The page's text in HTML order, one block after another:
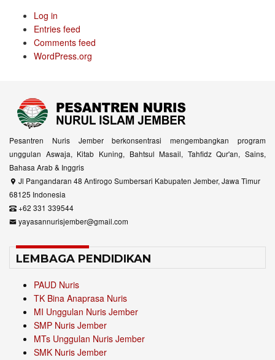
Log in
Entries feed
Comments feed
WordPress.org
Pesantren Nuris Jember berkonsentrasi mengembangkan program
unggulan Aswaja, Kitab Kuning, Bahtsul Masail, Tahfidz Qur'an, Sains,
Bahasa Arab & Inggris
Jl Pangandaran 48 Antirogo Sumbersari Kabupaten Jember, Jawa Timur
68125 Indonesia
+62 331 339544
yayasannurisjember@gmail.com
LEMBAGA PENDIDIKAN
PAUD Nuris
TK Bina Anaprasa Nuris
MI Unggulan Nuris Jember
SMP Nuris Jember
MTs Unggulan Nuris Jember
SMK Nuris Jember